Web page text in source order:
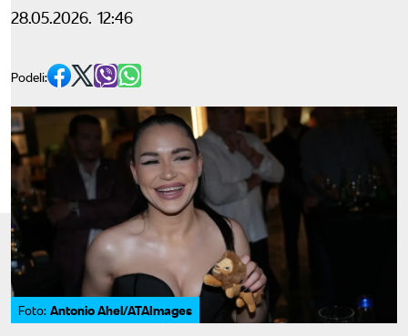
28.05.2026. 12:46
Podeli:
Foto: Antonio Ahel/ATAImages